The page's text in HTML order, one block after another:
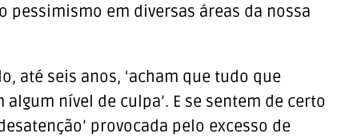
pessimismo em diversas áreas da nossa
até seis anos, ‘acham que tudo que
nível de culpa’. E se sentem de certo
provocada pelo excesso de